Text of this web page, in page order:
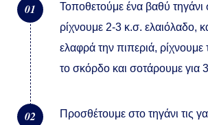
01
Τοποθετούμε ένα βαθύ τηγάνι
ρίχνουμε 2-3 κ.σ. ελαιόλαδο,
ελαφρά την πιπεριά,
το σκόρδο και σοτάρουμε για
02
Προσθέτουμε στο τηγάνι τις